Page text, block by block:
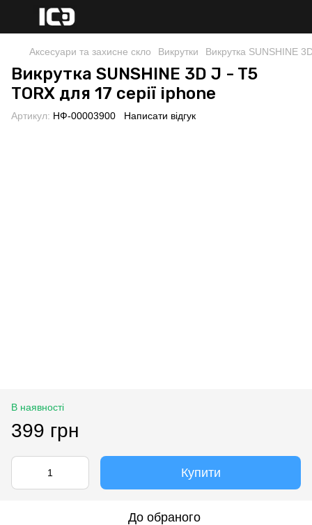
Аксесуари та захисне скло Викрутки Викрутка SUNSHINE
Викрутка SUNSHINE 3D J - T5
TORX для 17 серії iphone
Артикул: НФ-00003900 Написати відгук
В наявності
399 грн
Купити
До обраного